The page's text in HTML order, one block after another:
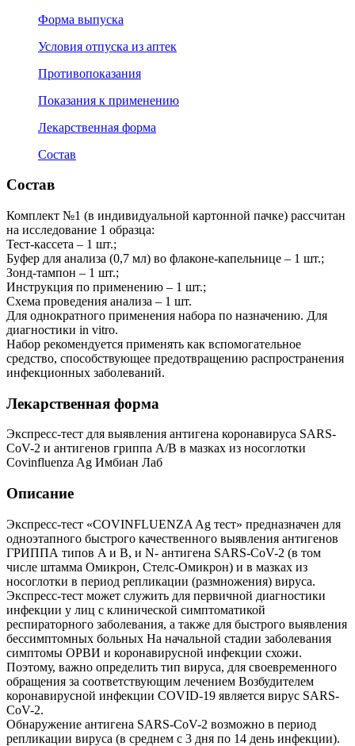
Форма выпуска
Условия отпуска из аптек
Противопоказания
Показания к применению
Лекарственная форма
Состав
Состав
Комплект №1 (в индивидуальной картонной пачке) рассчитан
на исследование 1 образца:
Тест-кассета – 1 шт.;
Буфер для анализа (0,7 мл) во флаконе-капельнице – 1 шт.;
Зонд-тампон – 1 шт.;
Инструкция по применению – 1 шт.;
Схема проведения анализа – 1 шт.
Для однократного применения набора по назначению. Для
диагностики in vitro.
Набор рекомендуется применять как вспомогательное
средство, способствующее предотвращению распространения
инфекционных заболеваний.
Лекарственная форма
Экспресс-тест для выявления антигена коронавируса SARS-
CoV-2 и антигенов гриппа А/В в мазках из носоглотки
Covinfluenza Ag Имбиан Лаб
Описание
Экспресс-тест «COVINFLUENZA Ag тест» предназначен для
одноэтапного быстрого качественного выявления антигенов
ГРИППА типов A и B, и N- антигена SARS-CoV-2 (в том
числе штамма Омикрон, Стелс-Омикрон) и в мазках из
носоглотки в период репликации (размножения) вируса.
Экспресс-тест может служить для первичной диагностики
инфекции у лиц с клинической симптоматикой
респираторного заболевания, а также для быстрого выявления
бессимптомных больных На начальной стадии заболевания
симптомы ОРВИ и коронавирусной инфекции схожи.
Поэтому, важно определить тип вируса, для своевременного
обращения за соответствующим лечением Возбудителем
коронавирусной инфекции COVID-19 является вирус SARS-
CoV-2.
Обнаружение антигена SARS-CoV-2 возможно в период
репликации вируса (в среднем с 3 дня по 14 день инфекции).